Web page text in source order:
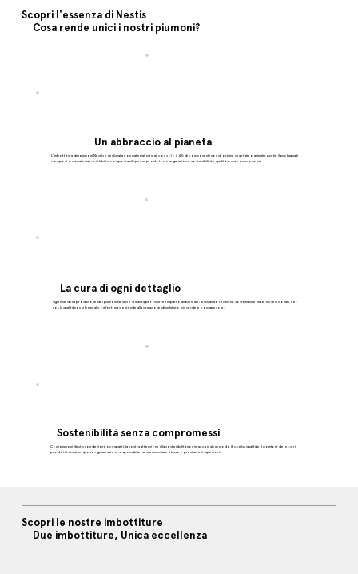
Scopri l'essenza di Nestis
Cosa rende unici i nostri piumoni?
Un abbraccio al pianeta
L’imbottitura dei piumoni Nestis è realizzata con materiali naturali con solo il 4% di componenti non di origine vegetale o animale. Anche il packaging è
composto da materiali riciclabili e compostabili, per un prodotto che garantisce sostenibilità e qualità senza compromessi.
La cura di ogni dettaglio
Ogni fase della produzione dei piumoni Nestis è studiata per ridurre l’impatto ambientale, utilizzando tecniche sostenibili e materiali selezionati. Per
noi, la qualità non si ferma al comfort, ma si estende alla creazione di un futuro più verde e consapevole.
Sostenibilità senza compromessi
Con i piumoni Nestis non devi preoccuparti: la nostra attenzione alla sostenibilità non intacca in alcun modo l’eccelsa qualità e il comfort dei nostri
prodotti. Avrai un riposo rigenerante e responsabile, senza rinunciare a lusso e prestazioni superiori.
Scopri le nostre imbottiture
Due imbottiture, Unica eccellenza